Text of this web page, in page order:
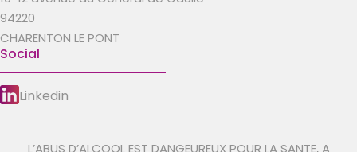
94220
CHARENTON LE PONT
Social
Linkedin
L’ABUS D’ALCOOL EST DANGEUREUX POUR LA SANTE, A